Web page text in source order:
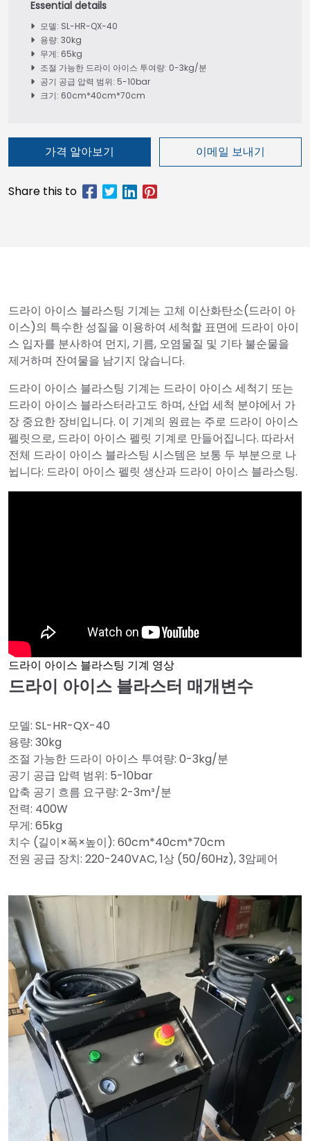
모델: SL-HR-QX-40
용량: 30kg
무게: 65kg
조절 가능한 드라이 아이스 투여량: 0-3kg/분
공기 공급 압력 범위: 5-10bar
크기: 60cm*40cm*70cm
가격 알아보기 이메일 보내기
드라이 아이스 블라스팅 기계는 고체 이산화탄소(드라이 아
이스)의 특수한 성질을 이용하여 세척할 표면에 드라이 아이
스 입자를 분사하여 먼지, 기름, 오염물질 및 기타 불순물을
제거하며 잔여물을 남기지 않습니다.
드라이 아이스 블라스팅 기계는 드라이 아이스 세척기 또는
드라이 아이스 블라스터라고도 하며, 산업 세척 분야에서 가
장 중요한 장비입니다. 이 기계의 원료는 주로 드라이 아이스
펠릿으로, 드라이 아이스 펠릿 기계로 만들어집니다. 따라서
전체 드라이 아이스 블라스팅 시스템은 보통 두 부분으로 나
뉩니다: 드라이 아이스 펠릿 생산과 드라이 아이스 블라스팅.
드라이 아이스 블라스팅 기계 영상
드라이 아이스 블라스터 매개변수
모델: SL-HR-QX-40
용량: 30kg
조절 가능한 드라이 아이스 투여량: 0-3kg/분
공기 공급 압력 범위: 5-10bar
압축 공기 흐름 요구량: 2-3m³/분
전력: 400W
무게: 65kg
치수 (길이×폭×높이): 60cm*40cm*70cm
전원 공급 장치: 220-240VAC, 1상 (50/60Hz), 3암페어